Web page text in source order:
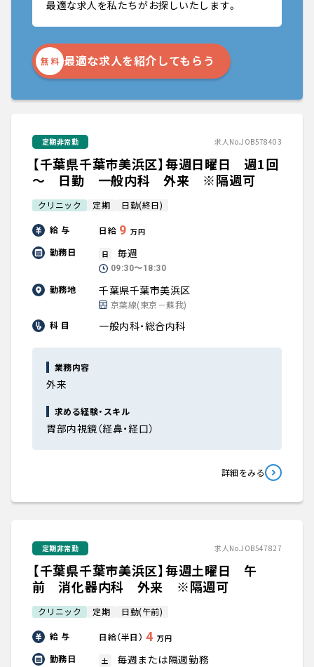
最適な求人を私たちがお探しいたします。
無 料 最適な求人を紹介してもらう
定期非常勤 求人No.JOB578403
【千葉県千葉市美浜区】毎週日曜日 週1回
～ 日勤 一般内科 外来 ※隔週可
クリニック 定期 日勤(終日)
給 与 日給 9 万円
勤務日 日 毎週
09:30〜18:30
勤務地 千葉県千葉市美浜区
京葉線(東京－蘇我)
科 目
一般内科・総合内科
業務内容
外来
求める経験・スキル
胃部内視鏡（経鼻・経口）
詳細をみる
定期非常勤 求人No.JOB547827
【千葉県千葉市美浜区】毎週土曜日 午
前 消化器内科 外来 ※隔週可
クリニック 定期 日勤(午前)
給 与 日給（半日） 4 万円
勤務日 土 毎週または隔週勤務